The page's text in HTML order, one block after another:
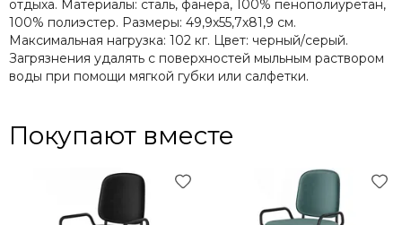
отдыха. Материалы: сталь, фанера, 100% пенополиуретан,
100% полиэстер. Размеры: 49,9х55,7х81,9 см.
Максимальная нагрузка: 102 кг. Цвет: черный/серый.
Загрязнения удалять с поверхностей мыльным раствором
воды при помощи мягкой губки или салфетки.
Покупают вместе